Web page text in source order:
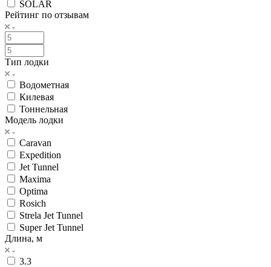
SOLAR
Рейтинг по отзывам
Тип лодки
Водометная
Килевая
Тоннельная
Модель лодки
Caravan
Expedition
Jet Tunnel
Maxima
Optima
Rosich
Strela Jet Tunnel
Super Jet Tunnel
Длина, м
3.3